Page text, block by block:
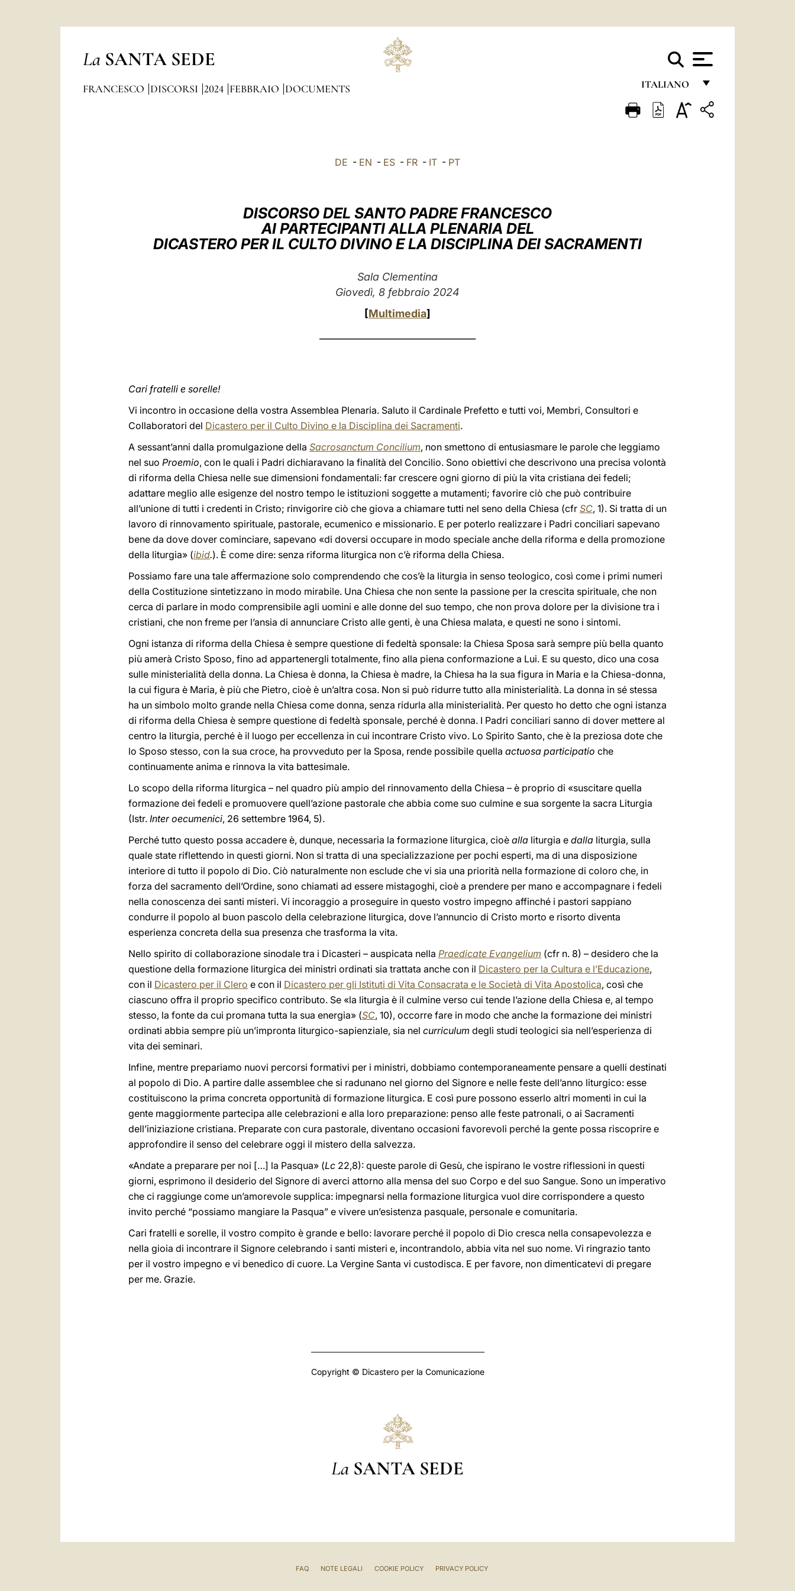
La SANTA SEDE
ITALIANO
FRANÇAIS
POLSKI
FRANCESCO DISCORSI 2024 FEBBRAIO DOCUMENTS
DE - EN - ES - FR - IT - PT
DISCORSO DEL SANTO PADRE FRANCESCO
AI PARTECIPANTI ALLA PLENARIA DEL
DICASTERO PER IL CULTO DIVINO E LA DISCIPLINA DEI SACRAMENTI
Sala Clementina
Giovedì, 8 febbraio 2024
[Multimedia]
Cari fratelli e sorelle!
Vi incontro in occasione della vostra Assemblea Plenaria. Saluto il Cardinale Prefetto e tutti voi, Membri, Consultori e
Collaboratori del Dicastero per il Culto Divino e la Disciplina dei Sacramenti.
A sessant’anni dalla promulgazione della Sacrosanctum Concilium, non smettono di entusiasmare le parole che leggiamo
nel suo Proemio, con le quali i Padri dichiaravano la finalità del Concilio. Sono obiettivi che descrivono una precisa volontà
di riforma della Chiesa nelle sue dimensioni fondamentali: far crescere ogni giorno di più la vita cristiana dei fedeli;
adattare meglio alle esigenze del nostro tempo le istituzioni soggette a mutamenti; favorire ciò che può contribuire
all’unione di tutti i credenti in Cristo; rinvigorire ciò che giova a chiamare tutti nel seno della Chiesa (cfr SC, 1). Si tratta di un
lavoro di rinnovamento spirituale, pastorale, ecumenico e missionario. E per poterlo realizzare i Padri conciliari sapevano
bene da dove dover cominciare, sapevano «di doversi occupare in modo speciale anche della riforma e della promozione
della liturgia» (ibid.). È come dire: senza riforma liturgica non c’è riforma della Chiesa.
Possiamo fare una tale affermazione solo comprendendo che cos’è la liturgia in senso teologico, così come i primi numeri
della Costituzione sintetizzano in modo mirabile. Una Chiesa che non sente la passione per la crescita spirituale, che non
cerca di parlare in modo comprensibile agli uomini e alle donne del suo tempo, che non prova dolore per la divisione tra i
cristiani, che non freme per l’ansia di annunciare Cristo alle genti, è una Chiesa malata, e questi ne sono i sintomi.
Ogni istanza di riforma della Chiesa è sempre questione di fedeltà sponsale: la Chiesa Sposa sarà sempre più bella quanto
più amerà Cristo Sposo, fino ad appartenergli totalmente, fino alla piena conformazione a Lui. E su questo, dico una cosa
sulle ministerialità della donna. La Chiesa è donna, la Chiesa è madre, la Chiesa ha la sua figura in Maria e la Chiesa-donna,
la cui figura è Maria, è più che Pietro, cioè è un’altra cosa. Non si può ridurre tutto alla ministerialità. La donna in sé stessa
ha un simbolo molto grande nella Chiesa come donna, senza ridurla alla ministerialità. Per questo ho detto che ogni istanza
di riforma della Chiesa è sempre questione di fedeltà sponsale, perché è donna. I Padri conciliari sanno di dover mettere al
centro la liturgia, perché è il luogo per eccellenza in cui incontrare Cristo vivo. Lo Spirito Santo, che è la preziosa dote che
lo Sposo stesso, con la sua croce, ha provveduto per la Sposa, rende possibile quella actuosa participatio che
continuamente anima e rinnova la vita battesimale.
Lo scopo della riforma liturgica – nel quadro più ampio del rinnovamento della Chiesa – è proprio di «suscitare quella
formazione dei fedeli e promuovere quell’azione pastorale che abbia come suo culmine e sua sorgente la sacra Liturgia
(Istr. Inter oecumenici, 26 settembre 1964, 5).
Perché tutto questo possa accadere è, dunque, necessaria la formazione liturgica, cioè alla liturgia e dalla liturgia, sulla
quale state riflettendo in questi giorni. Non si tratta di una specializzazione per pochi esperti, ma di una disposizione
interiore di tutto il popolo di Dio. Ciò naturalmente non esclude che vi sia una priorità nella formazione di coloro che, in
forza del sacramento dell’Ordine, sono chiamati ad essere mistagoghi, cioè a prendere per mano e accompagnare i fedeli
nella conoscenza dei santi misteri. Vi incoraggio a proseguire in questo vostro impegno affinché i pastori sappiano
condurre il popolo al buon pascolo della celebrazione liturgica, dove l’annuncio di Cristo morto e risorto diventa
esperienza concreta della sua presenza che trasforma la vita.
Nello spirito di collaborazione sinodale tra i Dicasteri – auspicata nella Praedicate Evangelium (cfr n. 8) – desidero che la
questione della formazione liturgica dei ministri ordinati sia trattata anche con il Dicastero per la Cultura e l’Educazione,
con il Dicastero per il Clero e con il Dicastero per gli Istituti di Vita Consacrata e le Società di Vita Apostolica, così che
ciascuno offra il proprio specifico contributo. Se «la liturgia è il culmine verso cui tende l’azione della Chiesa e, al tempo
stesso, la fonte da cui promana tutta la sua energia» (SC, 10), occorre fare in modo che anche la formazione dei ministri
ordinati abbia sempre più un’impronta liturgico-sapienziale, sia nel curriculum degli studi teologici sia nell’esperienza di
vita dei seminari.
Infine, mentre prepariamo nuovi percorsi formativi per i ministri, dobbiamo contemporaneamente pensare a quelli destinati
al popolo di Dio. A partire dalle assemblee che si radunano nel giorno del Signore e nelle feste dell’anno liturgico: esse
costituiscono la prima concreta opportunità di formazione liturgica. E così pure possono esserlo altri momenti in cui la
gente maggiormente partecipa alle celebrazioni e alla loro preparazione: penso alle feste patronali, o ai Sacramenti
dell’iniziazione cristiana. Preparate con cura pastorale, diventano occasioni favorevoli perché la gente possa riscoprire e
approfondire il senso del celebrare oggi il mistero della salvezza.
«Andate a preparare per noi […] la Pasqua» (Lc 22,8): queste parole di Gesù, che ispirano le vostre riflessioni in questi
giorni, esprimono il desiderio del Signore di averci attorno alla mensa del suo Corpo e del suo Sangue. Sono un imperativo
che ci raggiunge come un’amorevole supplica: impegnarsi nella formazione liturgica vuol dire corrispondere a questo
invito perché “possiamo mangiare la Pasqua” e vivere un’esistenza pasquale, personale e comunitaria.
Cari fratelli e sorelle, il vostro compito è grande e bello: lavorare perché il popolo di Dio cresca nella consapevolezza e
nella gioia di incontrare il Signore celebrando i santi misteri e, incontrandolo, abbia vita nel suo nome. Vi ringrazio tanto
per il vostro impegno e vi benedico di cuore. La Vergine Santa vi custodisca. E per favore, non dimenticatevi di pregare
per me. Grazie.
Copyright © Dicastero per la Comunicazione
La SANTA SEDE
FAQ NOTE LEGALI COOKIE POLICY PRIVACY POLICY